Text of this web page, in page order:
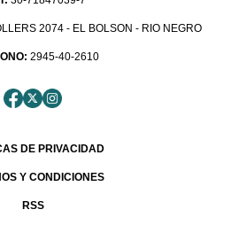
2074 - EL BOLSON - RIO NEGRO
2945-40-2610
DE PRIVACIDAD
Y CONDICIONES
RSS